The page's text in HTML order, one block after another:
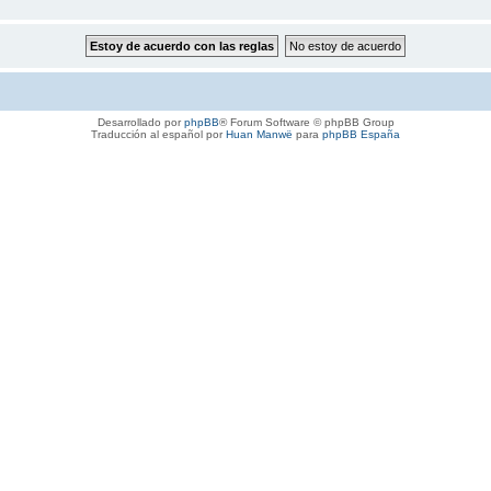
Desarrollado porphpBB® Forum Software © phpBB Group
Traducción al español porHuan Manwë para phpBB España